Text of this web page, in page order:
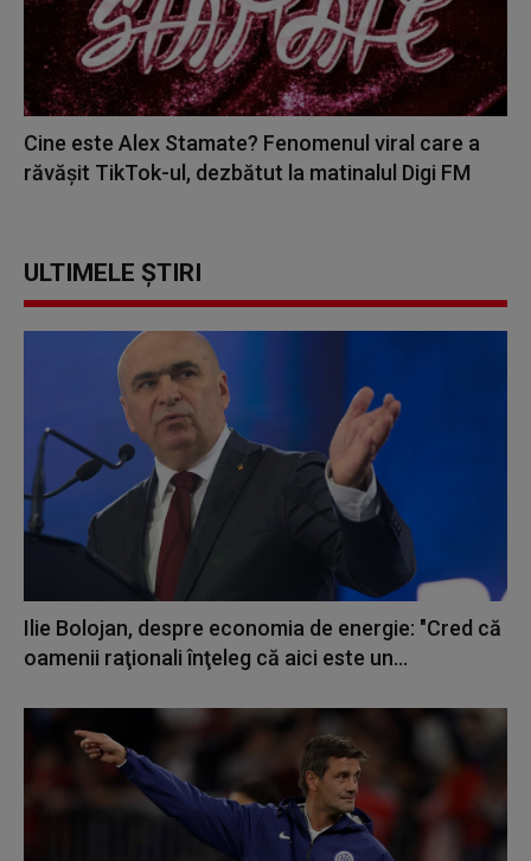
Cine este Alex Stamate? Fenomenul viral care a
răvășit TikTok-ul, dezbătut la matinalul Digi FM
ULTIMELE ȘTIRI
Ilie Bolojan, despre economia de energie: "Cred că
oamenii raţionali înţeleg că aici este un...